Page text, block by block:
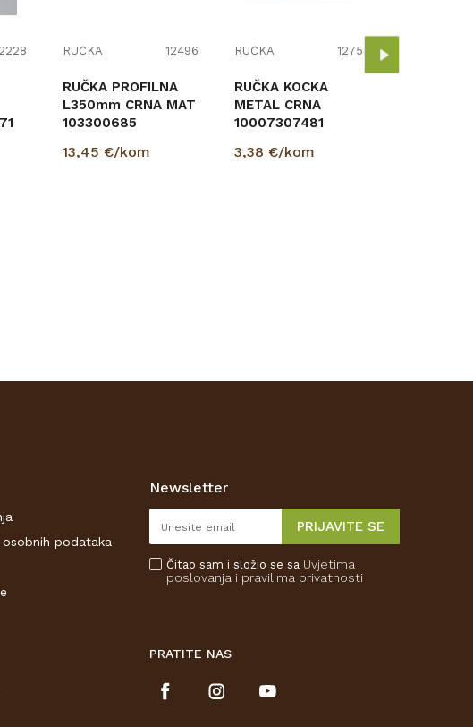
RUČKA 12496
RUČKA PROFILNA
L350mm CRNA MAT
103300685
13,45 €/kom
RUČKA 12754
RUČKA KOCKA
METAL CRNA
10007307481
3,38 €/kom
podataka
Newsletter
PRIJAVITE SE
Čitao sam i složio se sa Uvjetima
poslovanja i pravilima privatnosti
PRATITE NAS